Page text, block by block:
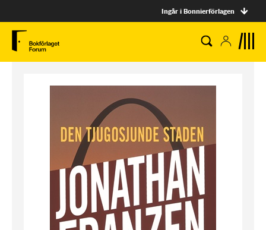
Ingår i Bonnierförlagen